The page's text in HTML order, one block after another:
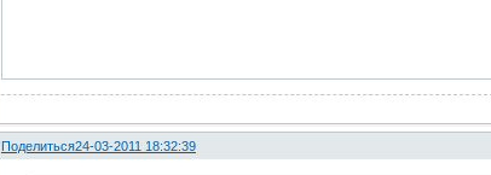
Поделиться24-03-2011 18:32:39